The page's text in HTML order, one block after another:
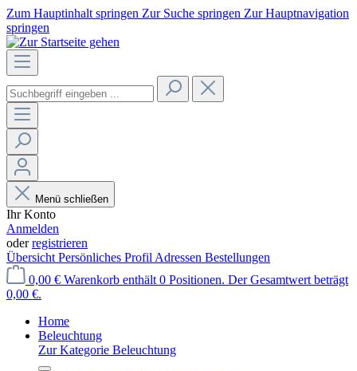
Zum Hauptinhalt springen Zur Suche springen Zur Hauptnavigation
springen
Menü schließen
Ihr Konto
Anmelden
oderregistrieren
Übersicht Persönliches Profil Adressen Bestellungen
0,00 € Warenkorb enthält 0 Positionen. Der Gesamtwert beträgt
0,00 €.
Home
Beleuchtung
Zur Kategorie Beleuchtung